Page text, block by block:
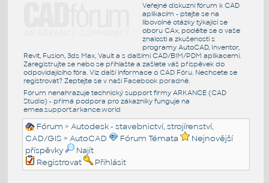
Veřejné diskuzní fórum k CAD
aplikacím - ptejte se na
libovolné otázky týkající se
oboru CAx, podělte se o vaše
znalosti a zkušenosti s
programy AutoCAD, Inventor,
Revit, Fusion, 3ds Max, Vault a s dalšími CAD/BIM/PDM aplikacemi.
Zaregistrujte se nebo se přihlašte a zašlete váš příspěvek do
odpovídajícího fóra. Viz další informace o CAD Fóru. Nechcete se
registrovat? Zeptejte se v naší Facebook poradně.
Fórum nenahrazuje technický support firmy ARKANCE (CAD
Studio) - přímá podpora pro zákazníky funguje na
emea.support.arkance.world
Fórum >Autodesk - stavebnictví, strojírenství,
CAD/GIS >AutoCAD Fórum Témata
Nejnovější
příspěvky
Najít
Registrovat
Přihlásit